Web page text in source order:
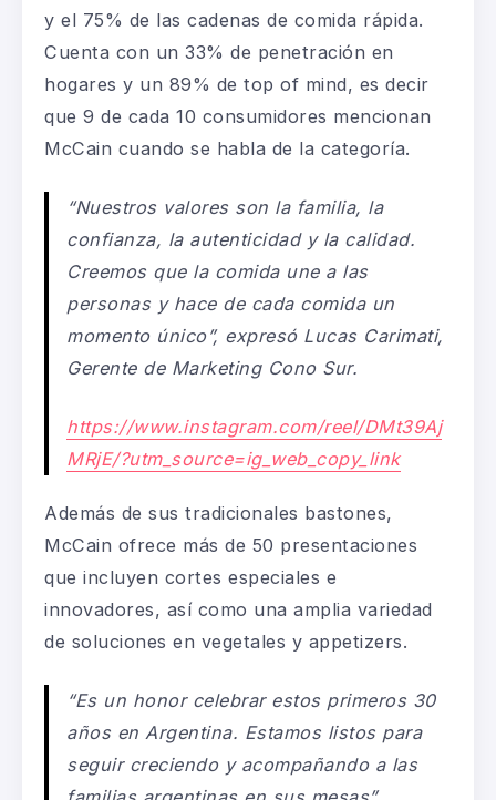
y el 75% de las cadenas de comida rápida.
Cuenta con un 33% de penetración en
hogares y un 89% de top of mind, es decir
que 9 de cada 10 consumidores mencionan
McCain cuando se habla de la categoría.
“Nuestros valores son la familia, la
confianza, la autenticidad y la calidad.
Creemos que la comida une a las
personas y hace de cada comida un
momento único”, expresó Lucas Carimati,
Gerente de Marketing Cono Sur.
https://www.instagram.com/reel/DMt39Aj
MRjE/?utm_source=ig_web_copy_link
Además de sus tradicionales bastones,
McCain ofrece más de 50 presentaciones
que incluyen cortes especiales e
innovadores, así como una amplia variedad
de soluciones en vegetales y appetizers.
“Es un honor celebrar estos primeros 30
años en Argentina. Estamos listos para
seguir creciendo y acompañando a las